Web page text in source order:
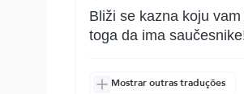
Bliži se kazna koju
toga da ima
Mostrar outras traduções